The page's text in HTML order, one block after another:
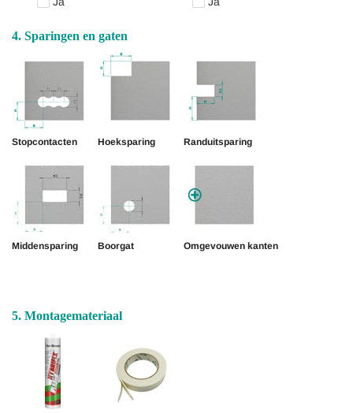
4. Sparingen en gaten
Stopcontacten Hoeksparing Randuitsparing
Middensparing Boorgat Omgevouwen kanten
5. Montagemateriaal